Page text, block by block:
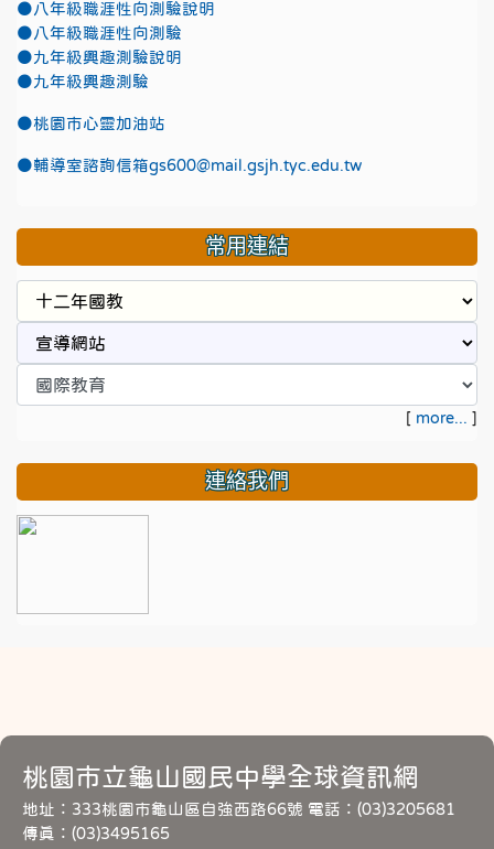
●八年級職涯性向測驗說明
●八年級職涯性向測驗
●九年級興趣測驗說明
●九年級興趣測驗
●桃園市心靈加油站
●輔導室諮詢信箱gs600@mail.gsjh.tyc.edu.tw
常用連結
[ more... ]
連絡我們
桃園市立龜山國民中學全球資訊網
地址：333桃園市龜山區自強西路66號 電話：(03)3205681
傳真：(03)3495165